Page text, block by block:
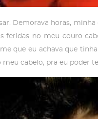
Demorava horas,
feridas no meu couro
que eu achava que
meu cabelo, pra eu poder